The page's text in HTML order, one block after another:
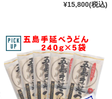
¥15,800(税込)